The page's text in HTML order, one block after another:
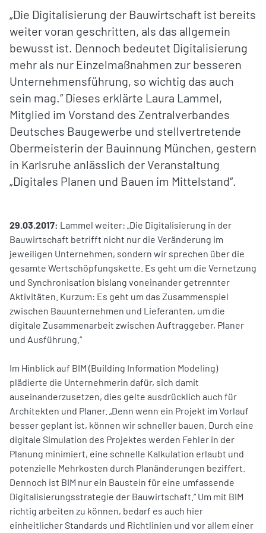
„Die Digitalisierung der Bauwirtschaft ist bereits
weiter voran geschritten, als das allgemein
bewusst ist. Dennoch bedeutet Digitalisierung
mehr als nur Einzelmaßnahmen zur besseren
Unternehmensführung, so wichtig das auch
sein mag.“ Dieses erklärte Laura Lammel,
Mitglied im Vorstand des Zentralverbandes
Deutsches Baugewerbe und stellvertretende
Obermeisterin der Bauinnung München, gestern
in Karlsruhe anlässlich der Veranstaltung
„Digitales Planen und Bauen im Mittelstand“.
29.03.2017: Lammel weiter: „Die Digitalisierung in der
Bauwirtschaft betrifft nicht nur die Veränderung im
jeweiligen Unternehmen, sondern wir sprechen über die
gesamte Wertschöpfungskette. Es geht um die Vernetzung
und Synchronisation bislang voneinander getrennter
Aktivitäten. Kurzum: Es geht um das Zusammenspiel
zwischen Bauunternehmen und Lieferanten, um die
digitale Zusammenarbeit zwischen Auftraggeber, Planer
und Ausführung.“
Im Hinblick auf BIM (Building Information Modeling)
plädierte die Unternehmerin dafür, sich damit
auseinanderzusetzen, dies gelte ausdrücklich auch für
Architekten und Planer. „Denn wenn ein Projekt im Vorlauf
besser geplant ist, können wir schneller bauen. Durch eine
digitale Simulation des Projektes werden Fehler in der
Planung minimiert, eine schnelle Kalkulation erlaubt und
potenzielle Mehrkosten durch Planänderungen beziffert.
Dennoch ist BIM nur ein Baustein für eine umfassende
Digitalisierungsstrategie der Bauwirtschaft.“ Um mit BIM
richtig arbeiten zu können, bedarf es auch hier
einheitlicher Standards und Richtlinien und vor allem einer